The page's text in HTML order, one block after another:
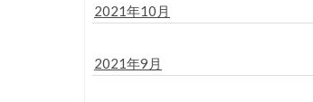
2021年10月
2021年9月